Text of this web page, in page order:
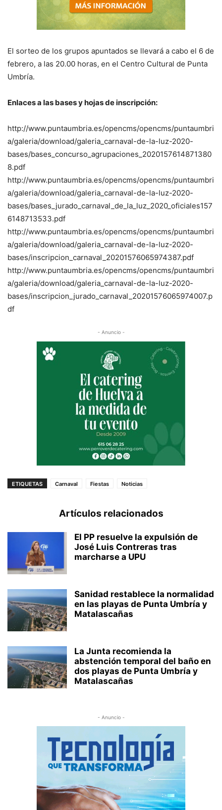
El sorteo de los grupos apuntados se llevará a cabo el 6 de
febrero, a las 20.00 horas, en el Centro Cultural de Punta
Umbría.
Enlaces a las bases y hojas de inscripción:
http://www.puntaumbria.es/opencms/opencms/puntaumbri
a/galeria/download/galeria_carnaval-de-la-luz-2020-
bases/bases_concurso_agrupaciones_2020157614871380
8.pdf
http://www.puntaumbria.es/opencms/opencms/puntaumbri
a/galeria/download/galeria_carnaval-de-la-luz-2020-
bases/bases_jurado_carnaval_de_la_luz_2020_oficiales157
6148713533.pdf
http://www.puntaumbria.es/opencms/opencms/puntaumbri
a/galeria/download/galeria_carnaval-de-la-luz-2020-
bases/inscripcion_carnaval_20201576065974387.pdf
http://www.puntaumbria.es/opencms/opencms/puntaumbri
a/galeria/download/galeria_carnaval-de-la-luz-2020-
bases/inscripcion_jurado_carnaval_20201576065974007.p
df
- Anuncio -
ETIQUETAS Carnaval Fiestas Noticias
Artículos relacionados
El PP resuelve la expulsión de
José Luis Contreras tras
marcharse a UPU
Sanidad restablece la normalidad
en las playas de Punta Umbría y
Matalascañas
La Junta recomienda la
abstención temporal del baño en
dos playas de Punta Umbría y
Matalascañas
- Anuncio -